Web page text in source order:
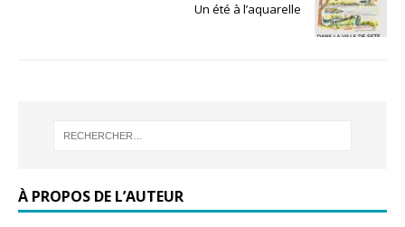
Un été à l’aquarelle
À PROPOS DE L’AUTEUR